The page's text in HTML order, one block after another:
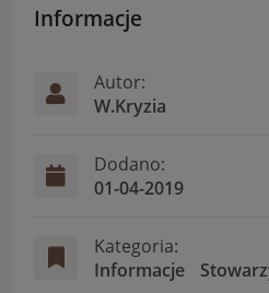
Informacje
Autor:
W.Kryzia
Dodano:
01-04-2019
Kategoria:
Informacje
przetwarzania danych
"Nasza szkoła" >